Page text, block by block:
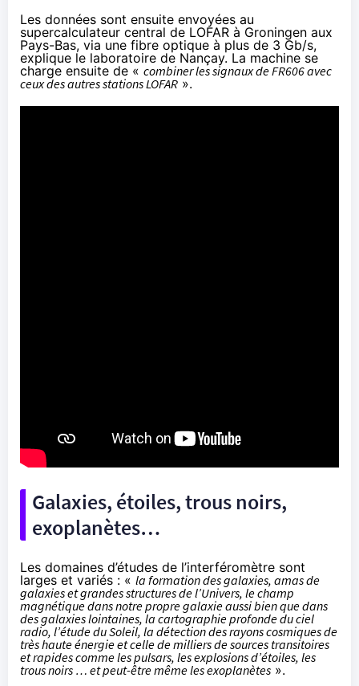
Les données sont ensuite envoyées au
supercalculateur central de LOFAR à Groningen aux
Pays-Bas, via une fibre optique à plus de 3 Gb/s,
explique le laboratoire de Nançay. La machine se
charge ensuite de « combiner les signaux de FR606 avec
ceux des autres stations LOFAR ».
Galaxies, étoiles, trous noirs,
exoplanètes…
Les domaines d’études de l’interféromètre sont
larges et variés : « la formation des galaxies, amas de
galaxies et grandes structures de l’Univers, le champ
magnétique dans notre propre galaxie aussi bien que dans
des galaxies lointaines, la cartographie profonde du ciel
radio, l’étude du Soleil, la détection des rayons cosmiques de
très haute énergie et celle de milliers de sources transitoires
et rapides comme les pulsars, les explosions d’étoiles, les
trous noirs … et peut-être même les exoplanètes ».